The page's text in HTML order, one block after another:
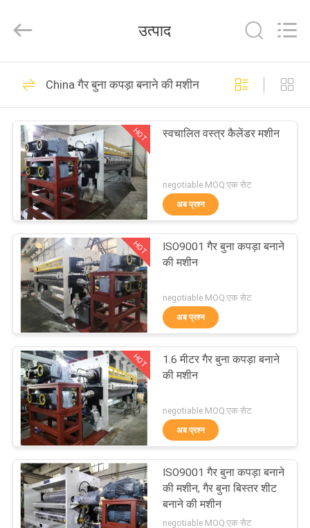
उत्पादों
हमारे
बारे
कारखाना
भ्रमण
गुणवत्ता
नियंत्रण
संपर्क
करें
एक
उद्धरण
Machinery
Rights
Two Roll Calender
Machine
13
तीन रोल कैलेंडर मशीन
26
एम्बॉसिंग कैलेंडर मशीन
उत्पाद
China गैर बुना कपड़ा बनाने की मशीन
HOT स्वचालित वस्त्र कैलेंडर मशीन
negotiable MOQ:एक सेट
अब प्रश्न
HOT
ISO9001 गैर बुना कपड़ा बनाने
की मशीन
negotiable MOQ:एक सेट
अब प्रश्न
HOT
1.6 मीटर गैर बुना कपड़ा बनाने
की मशीन
negotiable MOQ:एक सेट
अब प्रश्न
ISO9001 गैर बुना कपड़ा बनाने
की मशीन, गैर बुना बिस्तर शीट
बनाने की मशीन
negotiable MOQ:एक सेट